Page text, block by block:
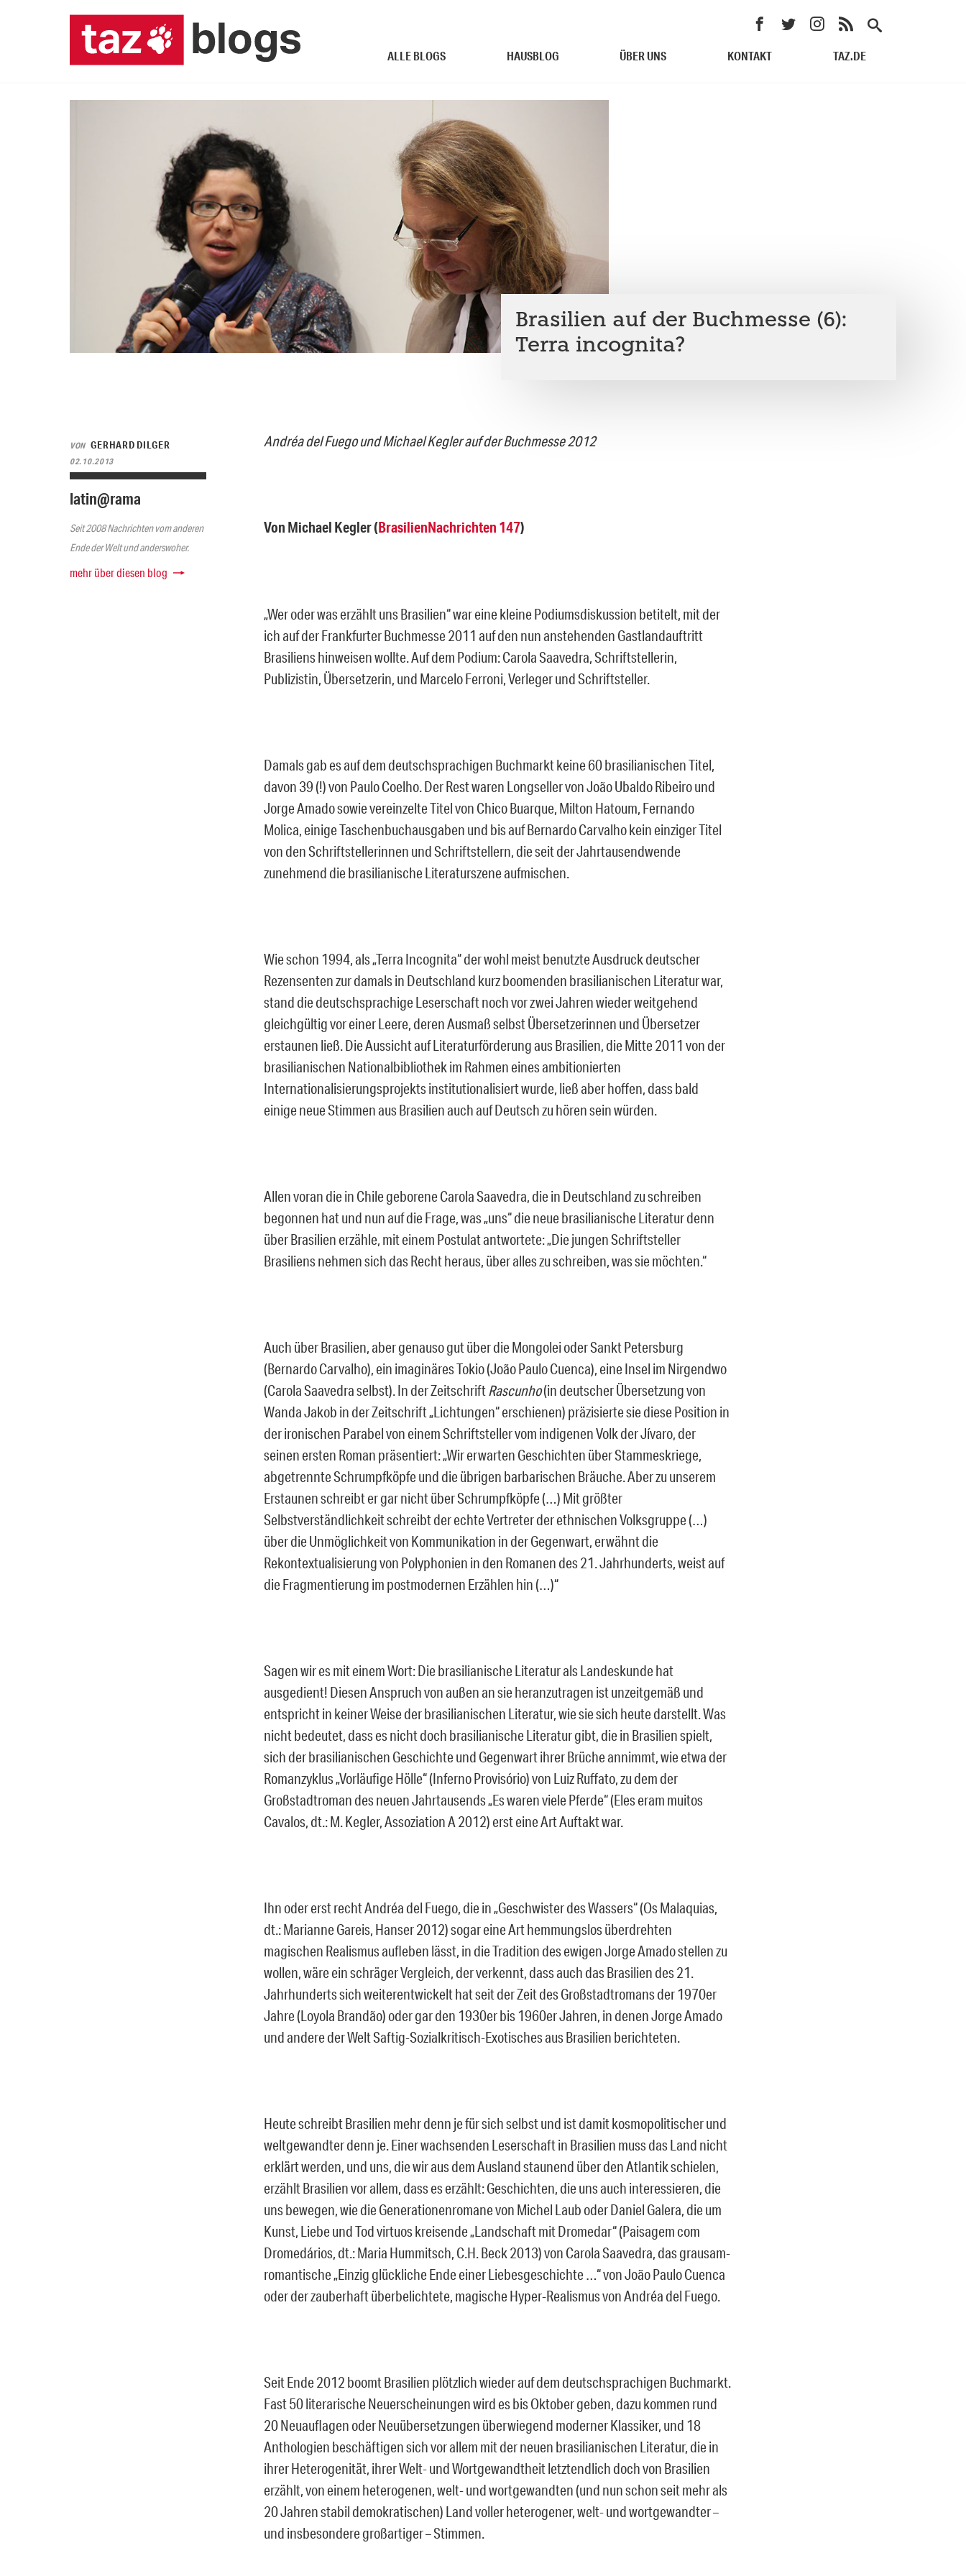
ALLE BLOGS HAUSBLOG ÜBER UNS KONTAKT TAZ.DE
Brasilien auf der Buchmesse (6):
Terra incognita?
VON GERHARD DILGER
02.10.2013
latin@rama
Seit 2008 Nachrichten vom anderen
Ende der Welt und anderswoher.
mehr über diesen blog
Andréa del Fuego und Michael Kegler auf der Buchmesse 2012
Von Michael Kegler(BrasilienNachrichten 147)
„Wer oder was erzählt uns Brasilien“ war eine kleine Podiumsdiskussion betitelt, mit der
ich auf der Frankfurter Buchmesse 2011 auf den nun anstehenden Gastlandauftritt
Brasiliens hinweisen wollte. Auf dem Podium: Carola Saavedra, Schriftstellerin,
Publizistin, Übersetzerin, und Marcelo Ferroni, Verleger und Schriftsteller.
Damals gab es auf dem deutschsprachigen Buchmarkt keine 60 brasilianischen Titel,
davon 39 (!) von Paulo Coelho. Der Rest waren Longseller von João Ubaldo Ribeiro und
Jorge Amado sowie vereinzelte Titel von Chico Buarque, Milton Hatoum, Fernando
Molica, einige Taschenbuchausgaben und bis auf Bernardo Carvalho kein einziger Titel
von den Schriftstellerinnen und Schriftstellern, die seit der Jahrtausendwende
zunehmend die brasilianische Literaturszene aufmischen.
Wie schon 1994, als „Terra Incognita“ der wohl meist benutzte Ausdruck deutscher
Rezensenten zur damals in Deutschland kurz boomenden brasilianischen Literatur war,
stand die deutschsprachige Leserschaft noch vor zwei Jahren wieder weitgehend
gleichgültig vor einer Leere, deren Ausmaß selbst Übersetzerinnen und Übersetzer
erstaunen ließ. Die Aussicht auf Literaturförderung aus Brasilien, die Mitte 2011 von der
brasilianischen Nationalbibliothek im Rahmen eines ambitionierten
Internationalisierungsprojekts institutionalisiert wurde, ließ aber hoffen, dass bald
einige neue Stimmen aus Brasilien auch auf Deutsch zu hören sein würden.
Allen voran die in Chile geborene Carola Saavedra, die in Deutschland zu schreiben
begonnen hat und nun auf die Frage, was „uns“ die neue brasilianische Literatur denn
über Brasilien erzähle, mit einem Postulat antwortete: „Die jungen Schriftsteller
Brasiliens nehmen sich das Recht heraus, über alles zu schreiben, was sie möchten.“
Auch über Brasilien, aber genauso gut über die Mongolei oder Sankt Petersburg
(Bernardo Carvalho), ein imaginäres Tokio (João Paulo Cuenca), eine Insel im Nirgendwo
(Carola Saavedra selbst). In der ZeitschriftRascunho(in deutscher Übersetzung von
Wanda Jakob in der Zeitschrift „Lichtungen“ erschienen) präzisierte sie diese Position in
der ironischen Parabel von einem Schriftsteller vom indigenen Volk der Jívaro, der
seinen ersten Roman präsentiert: „Wir erwarten Geschichten über Stammeskriege,
abgetrennte Schrumpfköpfe und die übrigen barbarischen Bräuche. Aber zu unserem
Erstaunen schreibt er gar nicht über Schrumpfköpfe (…) Mit größter
Selbstverständlichkeit schreibt der echte Vertreter der ethnischen Volksgruppe (…)
über die Unmöglichkeit von Kommunikation in der Gegenwart, erwähnt die
Rekontextualisierung von Polyphonien in den Romanen des 21. Jahrhunderts, weist auf
die Fragmentierung im postmodernen Erzählen hin (…)“
Sagen wir es mit einem Wort: Die brasilianische Literatur als Landeskunde hat
ausgedient! Diesen Anspruch von außen an sie heranzutragen ist unzeitgemäß und
entspricht in keiner Weise der brasilianischen Literatur, wie sie sich heute darstellt. Was
nicht bedeutet, dass es nicht doch brasilianische Literatur gibt, die in Brasilien spielt,
sich der brasilianischen Geschichte und Gegenwart ihrer Brüche annimmt, wie etwa der
Romanzyklus „Vorläufige Hölle“ (Inferno Provisório) von Luiz Ruffato, zu dem der
Großstadtroman des neuen Jahrtausends „Es waren viele Pferde“ (Eles eram muitos
Cavalos, dt.: M. Kegler, Assoziation A 2012) erst eine Art Auftakt war.
Ihn oder erst recht Andréa del Fuego, die in „Geschwister des Wassers“ (Os Malaquias,
dt.: Marianne Gareis, Hanser 2012) sogar eine Art hemmungslos überdrehten
magischen Realismus aufleben lässt, in die Tradition des ewigen Jorge Amado stellen zu
wollen, wäre ein schräger Vergleich, der verkennt, dass auch das Brasilien des 21.
Jahrhunderts sich weiterentwickelt hat seit der Zeit des Großstadtromans der 1970er
Jahre (Loyola Brandão) oder gar den 1930er bis 1960er Jahren, in denen Jorge Amado
und andere der Welt Saftig-Sozialkritisch-Exotisches aus Brasilien berichteten.
Heute schreibt Brasilien mehr denn je für sich selbst und ist damit kosmopolitischer und
weltgewandter denn je. Einer wachsenden Leserschaft in Brasilien muss das Land nicht
erklärt werden, und uns, die wir aus dem Ausland staunend über den Atlantik schielen,
erzählt Brasilien vor allem, dass es erzählt: Geschichten, die uns auch interessieren, die
uns bewegen, wie die Generationenromane von Michel Laub oder Daniel Galera, die um
Kunst, Liebe und Tod virtuos kreisende „Landschaft mit Dromedar“ (Paisagem com
Dromedários, dt.: Maria Hummitsch, C.H. Beck 2013) von Carola Saavedra, das grausam-
romantische „Einzig glückliche Ende einer Liebesgeschichte …“ von João Paulo Cuenca
oder der zauberhaft überbelichtete, magische Hyper-Realismus von Andréa del Fuego.
Seit Ende 2012 boomt Brasilien plötzlich wieder auf dem deutschsprachigen Buchmarkt.
Fast 50 literarische Neuerscheinungen wird es bis Oktober geben, dazu kommen rund
20 Neuauflagen oder Neuübersetzungen überwiegend moderner Klassiker, und 18
Anthologien beschäftigen sich vor allem mit der neuen brasilianischen Literatur, die in
ihrer Heterogenität, ihrer Welt- und Wortgewandtheit letztendlich doch von Brasilien
erzählt, von einem heterogenen, welt- und wortgewandten (und nun schon seit mehr als
20 Jahren stabil demokratischen) Land voller heterogener, welt- und wortgewandter –
und insbesondere großartiger – Stimmen.